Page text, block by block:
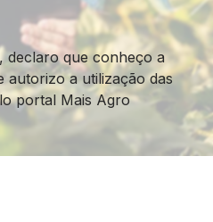
declaro que conheço a
autorizo a utilização das
portal Mais Agro